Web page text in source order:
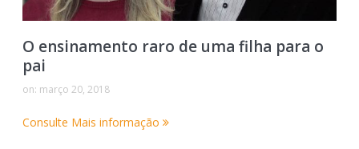
O ensinamento raro de uma filha para o
pai
on: março 20, 2018
Consulte Mais informação